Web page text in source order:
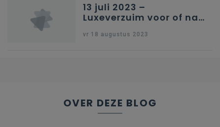
13 juli 2023 –
Luxeverzuim voor of na
vr 18 augustus 2023
OVER DEZE BLOG